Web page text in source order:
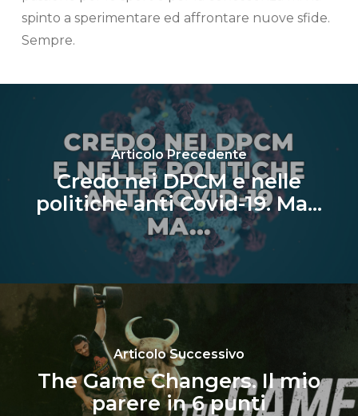
spinto a sperimentare ed affrontare nuove sfide.
Sempre.
Articolo Precedente
Credo nei DPCM e nelle
politiche anti Covid-19. Ma...
Articolo Successivo
The Game Changers. Il mio
parere in 6 punti